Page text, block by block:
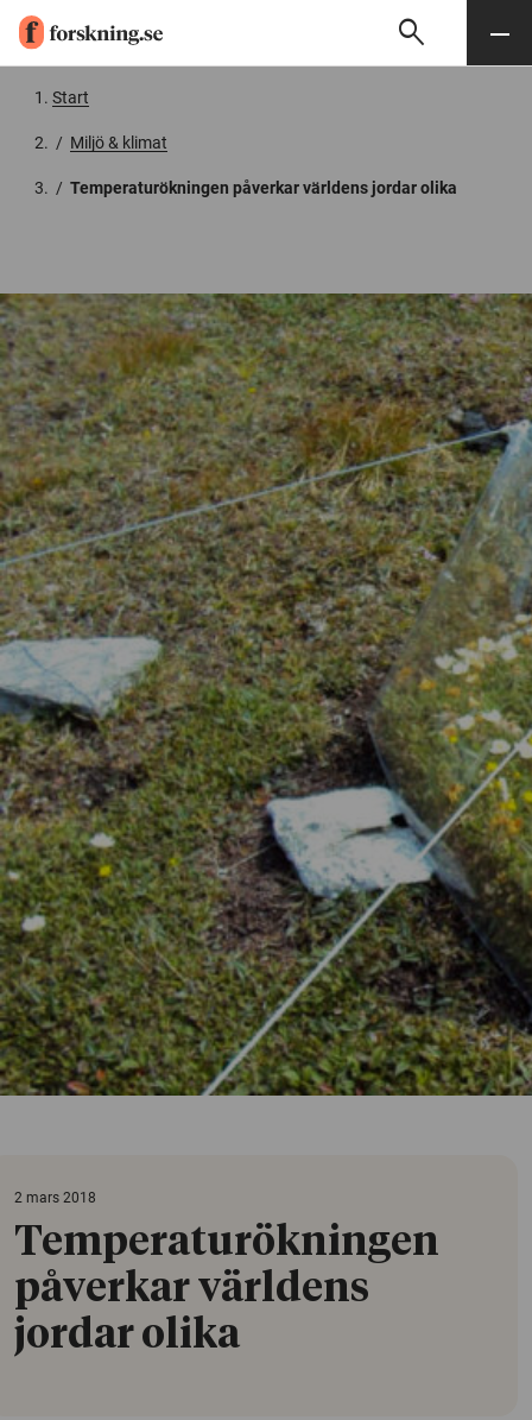
Söksearch Meny
Start
/ Miljö & klimat
/ Temperaturökningen påverkar världens jordar olika
2 mars 2018
Temperaturökningen
påverkar världens
jordar olika